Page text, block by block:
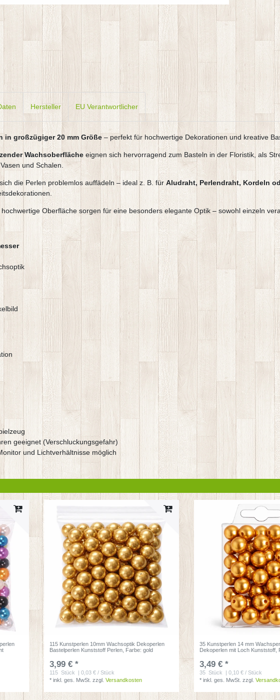
Hersteller EU Verantwortlicher
in großzügiger 20 mm Größe – perfekt für hochwertige Dekorationen und kreative
Wachsoberfläche eignen sich hervorragend zum Basteln in der Floristik, als
und Schalen.
die Perlen problemlos auffädeln – ideal z. B. fürAludraht, Perlendraht, Kordeln
Oberfläche sorgen für eine besonders elegante Optik – sowohl einzeln
geeignet (Verschluckungsgefahr)
und Lichtverhältnisse möglich
115 Kunstperlen 10mm Wachsoptik Dekoperlen
Bastelperlen Kunststoff Perlen , Farbe: gold
3,99 € *
115 Stück
| 0,03 € / Stück
*inkl. ges. MwSt. zzgl.Versandkosten
35 Kunstperlen 14 mm
Dekoperlen mit Loch Kunststoff
3,49 € *
35 Stück
| 0,10 € / Stück
*inkl. ges. MwSt. zzgl.